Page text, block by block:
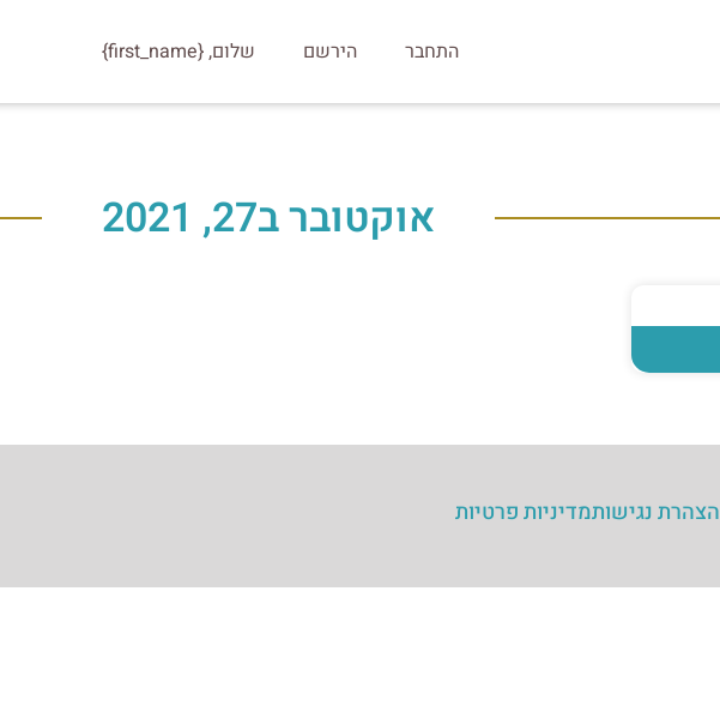
התחבר הירשם שלום, {first_name}
אוקטובר ב27, 2021
הצהרת נגישותמדיניות פרטיות